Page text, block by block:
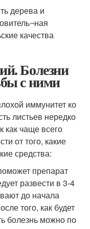
дерева и
качества
Болезни
с ними
иммунитет ко
листьев нередко
как чаще всего
от того, какие
средства:
препарат
развести в 3-4
до начала
того, как будет
болезнь можно по